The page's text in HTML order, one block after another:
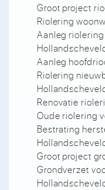
Groot project
Riolering
Aanleg
Aanleg
Riolering
Renovatie
Oude riolering
Bestrating
Groot project
Grondverzet